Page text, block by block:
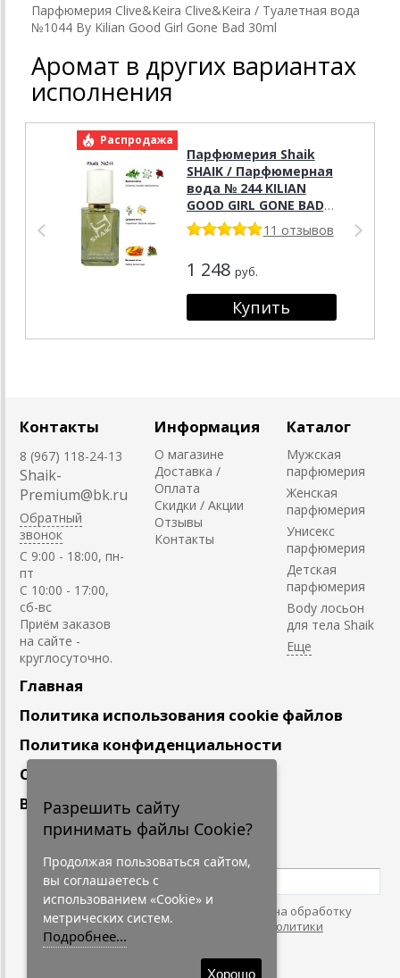
Парфюмерия Clive&Keira Clive&Keira / Туалетная вода
№1044 By Kilian Good Girl Gone Bad 30ml
Аромат в других вариантах
исполнения
Распродажа
Парфюмерия Shaik
SHAIK / Парфюмерная
вода № 244 KILIAN
GOOD GIRL GONE BAD,
50 мл.
11 отзывов
1 248 руб.
Контакты
8 (967) 118-24-13
Shaik-
Premium@bk.ru
Обратный
звонок
C 9:00 - 18:00, пн-
пт
С 10:00 - 17:00,
сб-вс
Приём заказов
на сайте -
круглосуточно.
Информация
О магазине
Доставка /
Оплата
Скидки / Акции
Отзывы
Контакты
Каталог
Мужская
парфюмерия
Женская
парфюмерия
Унисекс
парфюмерия
Детская
парфюмерия
Body лосьон
для тела Shaik
Главная
Политика использования cookie файлов
Политика конфиденциальности
Сотрудничество
Вакансии
Подпишитесь
Нажимая на кнопку, я даю согласие на обработку
персональных данных. С условиями
"Политики
Конфидециальности"
Разрешить сайту
принимать файлы Cookie?
Продолжая пользоваться сайтом,
вы соглашаетесь с
использованием «Cookie» и
метрических систем.
Подробнее...
Хорошо